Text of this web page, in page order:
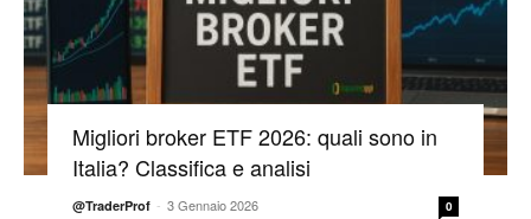
Migliori broker ETF 2026: quali sono in
Italia? Classifica e analisi
@TraderProf - 3 Gennaio 2026 0